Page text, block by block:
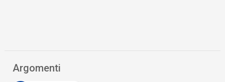
Argomenti